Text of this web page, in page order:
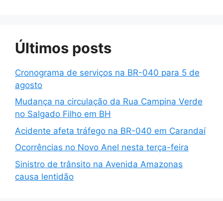
Últimos posts
Cronograma de serviços na BR-040 para 5 de
agosto
Mudança na circulação da Rua Campina Verde
no Salgado Filho em BH
Acidente afeta tráfego na BR-040 em Carandaí
Ocorrências no Novo Anel nesta terça-feira
Sinistro de trânsito na Avenida Amazonas
causa lentidão